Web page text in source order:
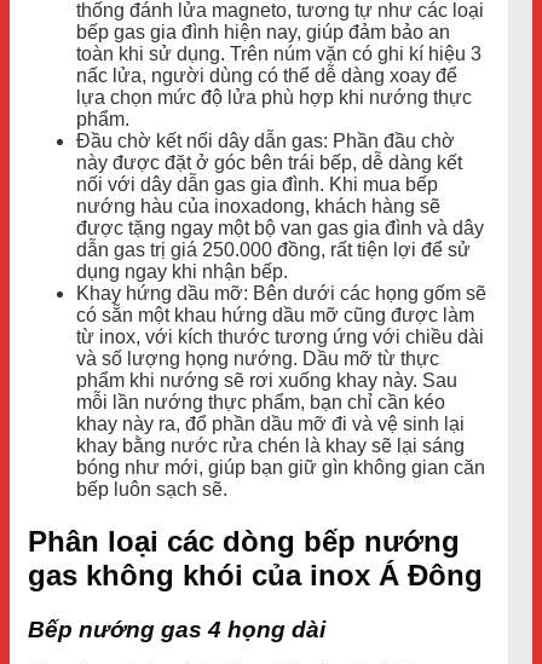
thống đánh lửa magneto, tương tự như các loại
bếp gas gia đình hiện nay, giúp đảm bảo an
toàn khi sử dụng. Trên núm vặn có ghi kí hiệu 3
nấc lửa, người dùng có thể dễ dàng xoay để
lựa chọn mức độ lửa phù hợp khi nướng thực
phẩm.
Đầu chờ kết nối dây dẫn gas: Phần đầu chờ
này được đặt ở góc bên trái bếp, dễ dàng kết
nối với dây dẫn gas gia đình. Khi mua bếp
nướng hàu của inoxadong, khách hàng sẽ
được tặng ngay một bộ van gas gia đình và dây
dẫn gas trị giá 250.000 đồng, rất tiện lợi để sử
dụng ngay khi nhận bếp.
Khay hứng dầu mỡ: Bên dưới các họng gốm sẽ
có sẵn một khau hứng dầu mỡ cũng được làm
từ inox, với kích thước tương ứng với chiều dài
và số lượng họng nướng. Dầu mỡ từ thực
phẩm khi nướng sẽ rơi xuống khay này. Sau
mỗi lần nướng thực phẩm, bạn chỉ cần kéo
khay này ra, đổ phần dầu mỡ đi và vệ sinh lại
khay bằng nước rửa chén là khay sẽ lại sáng
bóng như mới, giúp bạn giữ gìn không gian căn
bếp luôn sạch sẽ.
Phân loại các dòng bếp nướng
gas không khói của inox Á Đông
Bếp nướng gas 4 họng dài